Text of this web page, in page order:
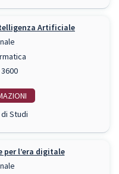
Artificiale
Studi
per l’era digitale